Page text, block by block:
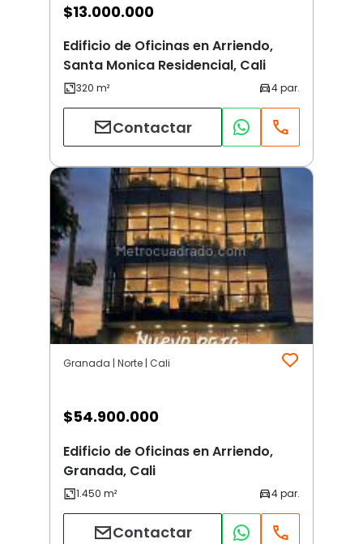
$13.000.000
Edificio de Oficinas en Arriendo,
Santa Monica Residencial, Cali
Contactar
Granada | Norte | Cali
$54.900.000
Edificio de Oficinas en Arriendo,
Granada, Cali
Contactar